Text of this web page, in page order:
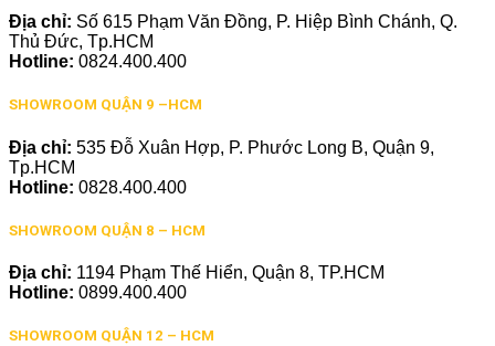
Địa chỉ: Số 615 Phạm Văn Đồng, P. Hiệp Bình Chánh, Q.
Thủ Đức, Tp.HCM
Hotline: 0824.400.400
SHOWROOM QUẬN 9 –HCM
Địa chỉ: 535 Đỗ Xuân Hợp, P. Phước Long B, Quận 9,
Tp.HCM
Hotline: 0828.400.400
SHOWROOM QUẬN 8 – HCM
Địa chỉ: 1194 Phạm Thế Hiển, Quận 8, TP.HCM
Hotline: 0899.400.400
SHOWROOM QUẬN 12 – HCM